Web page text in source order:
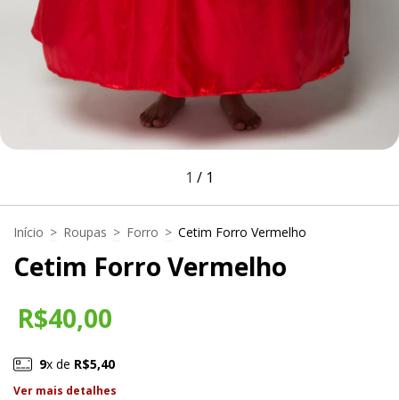
1 / 1
Início > Roupas > Forro > Cetim Forro Vermelho
Cetim Forro Vermelho
R$40,00
9x de R$5,40
Ver mais detalhes